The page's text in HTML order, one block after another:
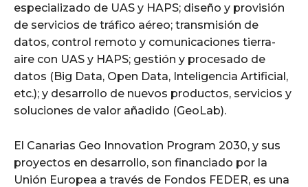
especializado de UAS y HAPS; diseño y provisión
de servicios de tráfico aéreo; transmisión de
datos, control remoto y comunicaciones tierra-
aire con UAS y HAPS; gestión y procesado de
datos (Big Data, Open Data, Inteligencia Artificial,
etc.); y desarrollo de nuevos productos, servicios y
soluciones de valor añadido (GeoLab).
El Canarias Geo Innovation Program 2030, y sus
proyectos en desarrollo, son financiado por la
Unión Europea a través de Fondos FEDER, es una